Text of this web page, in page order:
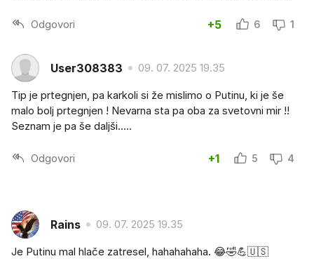
Odgovori +5 6 1
User308383 09. 07. 2025 19.35
Tip je prtegnjen, pa karkoli si že mislimo o Putinu, ki je še
malo bolj prtegnjen ! Nevarna sta pa oba za svetovni mir !!
Seznam je pa še daljši.....
Odgovori +1 5 4
Rains 09. 07. 2025 19.35
Je Putinu mal hlače zatresel, hahahahaha. 😂🤣💪🇺🇸